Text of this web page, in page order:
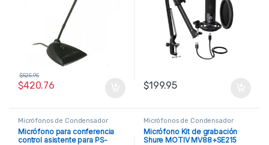
$420.76
$525.95
$199.95
Micrófonos de Condensador
Micrófono para conferencia
control asistente para PS-
Micrófonos de Condensador
Micrófono Kit de grabación
Shure MOTIV MV88+SE215